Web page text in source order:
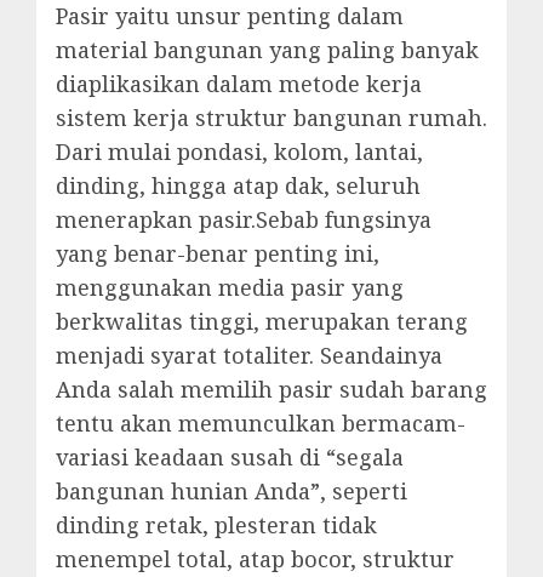
Pasir yaitu unsur penting dalam
material bangunan yang paling banyak
diaplikasikan dalam metode kerja
sistem kerja struktur bangunan rumah.
Dari mulai pondasi, kolom, lantai,
dinding, hingga atap dak, seluruh
menerapkan pasir.Sebab fungsinya
yang benar-benar penting ini,
menggunakan media pasir yang
berkwalitas tinggi, merupakan terang
menjadi syarat totaliter. Seandainya
Anda salah memilih pasir sudah barang
tentu akan memunculkan bermacam-
variasi keadaan susah di “segala
bangunan hunian Anda”, seperti
dinding retak, plesteran tidak
menempel total, atap bocor, struktur